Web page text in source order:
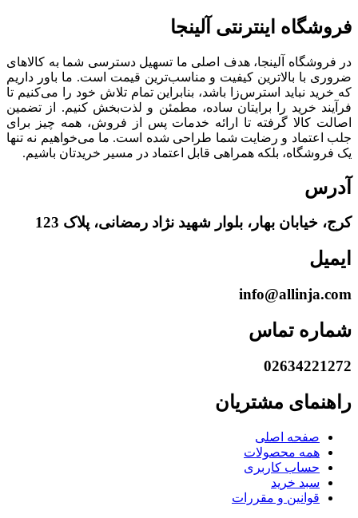
فروشگاه‌ اینترنتی‌ آلینجا
در فروشگاه آلینجا، هدف اصلی ما تسهیل دسترسی شما به کالاهای
ضروری با بالاترین کیفیت و مناسب‌ترین قیمت است. ما باور داریم
که خرید نباید استرس‌زا باشد، بنابراین تمام تلاش خود را می‌کنیم تا
فرآیند خرید را برایتان ساده، مطمئن و لذت‌بخش کنیم. از تضمین
اصالت کالا گرفته تا ارائه خدمات پس از فروش، همه چیز برای
جلب اعتماد و رضایت شما طراحی شده است. ما می‌خواهیم نه تنها
یک فروشگاه، بلکه همراهی قابل اعتماد در مسیر خریدتان باشیم.
آدرس
کرج، خیابان بهار، بلوار شهید نژاد رمضانی، پلاک 123
ایمیل
info@allinja.com
شماره تماس
02634221272
راهنمای مشتریان
صفحه اصلی
همه محصولات
حساب کاربری
سبد خرید
قوانین و مقررات